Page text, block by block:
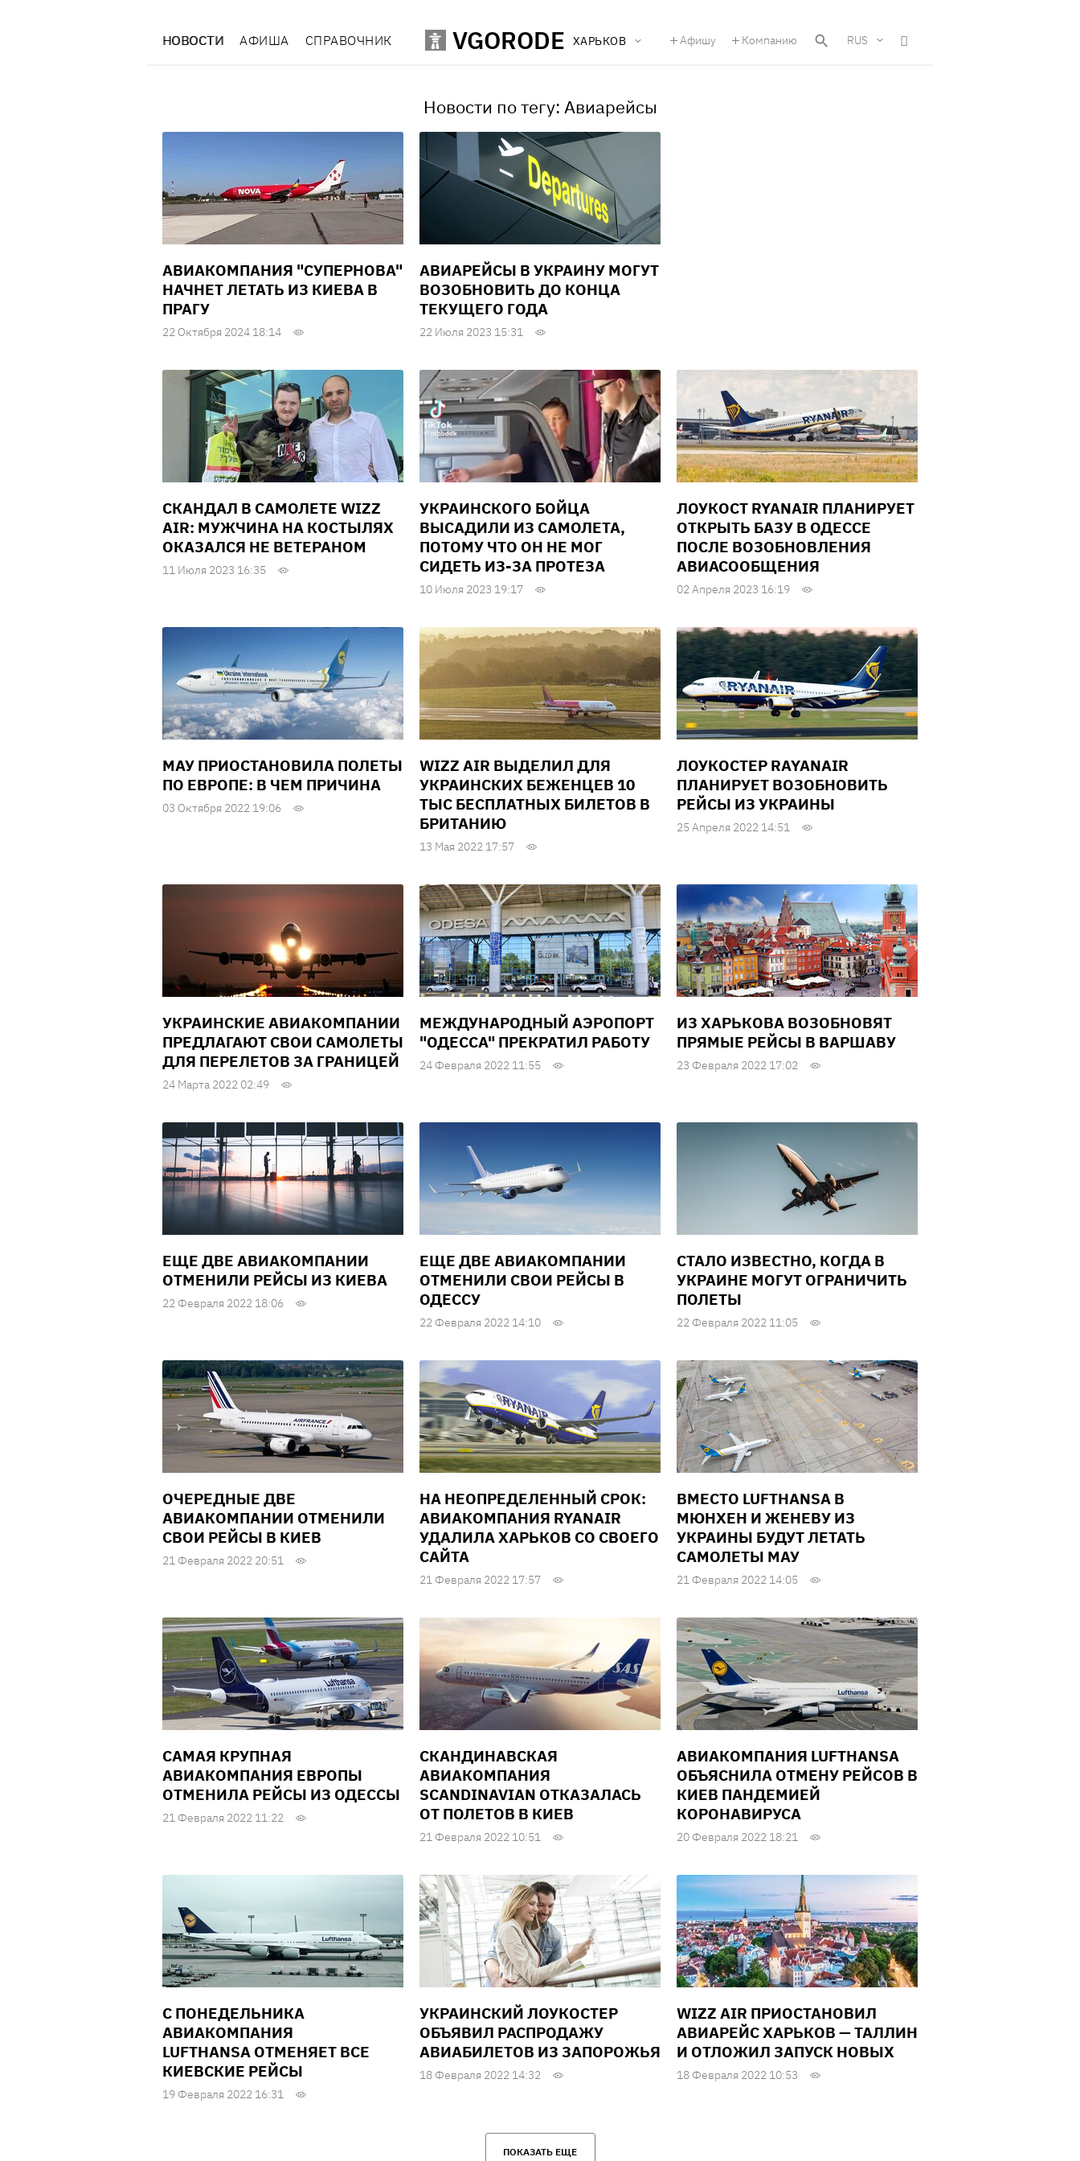
НОВОСТИ АФИША СПРАВОЧНИК VGORODE ХАРЬКОВ Афишу Компанию RUS
Новости по тегу: Авиарейсы
АВИАКОМПАНИЯ "СУПЕРНОВА"
НАЧНЕТ ЛЕТАТЬ ИЗ КИЕВА В
ПРАГУ
22 Октября 2024 18:14
АВИАРЕЙСЫ В УКРАИНУ МОГУТ
ВОЗОБНОВИТЬ ДО КОНЦА
ТЕКУЩЕГО ГОДА
22 Июля 2023 15:31
СКАНДАЛ В САМОЛЕТЕ WIZZ
AIR: МУЖЧИНА НА КОСТЫЛЯХ
ОКАЗАЛСЯ НЕ ВЕТЕРАНОМ
11 Июля 2023 16:35
УКРАИНСКОГО БОЙЦА
ВЫСАДИЛИ ИЗ САМОЛЕТА,
ПОТОМУ ЧТО ОН НЕ МОГ
СИДЕТЬ ИЗ-ЗА ПРОТЕЗА
10 Июля 2023 19:17
ЛОУКОСТ RYANAIR ПЛАНИРУЕТ
ОТКРЫТЬ БАЗУ В ОДЕССЕ
ПОСЛЕ ВОЗОБНОВЛЕНИЯ
АВИАСООБЩЕНИЯ
02 Апреля 2023 16:19
МАУ ПРИОСТАНОВИЛА ПОЛЕТЫ
ПО ЕВРОПЕ: В ЧЕМ ПРИЧИНА
03 Октября 2022 19:06
WIZZ AIR ВЫДЕЛИЛ ДЛЯ
УКРАИНСКИХ БЕЖЕНЦЕВ 10
ТЫС БЕСПЛАТНЫХ БИЛЕТОВ В
БРИТАНИЮ
13 Мая 2022 17:57
ЛОУКОСТЕР RAYANAIR
ПЛАНИРУЕТ ВОЗОБНОВИТЬ
РЕЙСЫ ИЗ УКРАИНЫ
25 Апреля 2022 14:51
УКРАИНСКИЕ АВИАКОМПАНИИ
ПРЕДЛАГАЮТ СВОИ САМОЛЕТЫ
ДЛЯ ПЕРЕЛЕТОВ ЗА ГРАНИЦЕЙ
24 Марта 2022 02:49
МЕЖДУНАРОДНЫЙ АЭРОПОРТ
"ОДЕССА" ПРЕКРАТИЛ РАБОТУ
24 Февраля 2022 11:55
ИЗ ХАРЬКОВА ВОЗОБНОВЯТ
ПРЯМЫЕ РЕЙСЫ В ВАРШАВУ
23 Февраля 2022 17:02
ЕЩЕ ДВЕ АВИАКОМПАНИИ
ОТМЕНИЛИ РЕЙСЫ ИЗ КИЕВА
22 Февраля 2022 18:06
ЕЩЕ ДВЕ АВИАКОМПАНИИ
ОТМЕНИЛИ СВОИ РЕЙСЫ В
ОДЕССУ
22 Февраля 2022 14:10
СТАЛО ИЗВЕСТНО, КОГДА В
УКРАИНЕ МОГУТ ОГРАНИЧИТЬ
ПОЛЕТЫ
22 Февраля 2022 11:05
ОЧЕРЕДНЫЕ ДВЕ
АВИАКОМПАНИИ ОТМЕНИЛИ
СВОИ РЕЙСЫ В КИЕВ
21 Февраля 2022 20:51
НА НЕОПРЕДЕЛЕННЫЙ СРОК:
АВИАКОМПАНИЯ RYANAIR
УДАЛИЛА ХАРЬКОВ СО СВОЕГО
САЙТА
21 Февраля 2022 17:57
ВМЕСТО LUFTHANSA В
МЮНХЕН И ЖЕНЕВУ ИЗ
УКРАИНЫ БУДУТ ЛЕТАТЬ
САМОЛЕТЫ МАУ
21 Февраля 2022 14:05
САМАЯ КРУПНАЯ
АВИАКОМПАНИЯ ЕВРОПЫ
ОТМЕНИЛА РЕЙСЫ ИЗ ОДЕССЫ
21 Февраля 2022 11:22
СКАНДИНАВСКАЯ
АВИАКОМПАНИЯ
SCANDINAVIAN ОТКАЗАЛАСЬ
ОТ ПОЛЕТОВ В КИЕВ
21 Февраля 2022 10:51
АВИАКОМПАНИЯ LUFTHANSA
ОБЪЯСНИЛА ОТМЕНУ РЕЙСОВ В
КИЕВ ПАНДЕМИЕЙ
КОРОНАВИРУСА
20 Февраля 2022 18:21
С ПОНЕДЕЛЬНИКА
АВИАКОМПАНИЯ
LUFTHANSA ОТМЕНЯЕТ ВСЕ
КИЕВСКИЕ РЕЙСЫ
19 Февраля 2022 16:31
УКРАИНСКИЙ ЛОУКОСТЕР
ОБЪЯВИЛ РАСПРОДАЖУ
АВИАБИЛЕТОВ ИЗ ЗАПОРОЖЬЯ
18 Февраля 2022 14:32
WIZZ AIR ПРИОСТАНОВИЛ
АВИАРЕЙС ХАРЬКОВ — ТАЛЛИН
И ОТЛОЖИЛ ЗАПУСК НОВЫХ
18 Февраля 2022 10:53
ПОКАЗАТЬ ЕЩЕ